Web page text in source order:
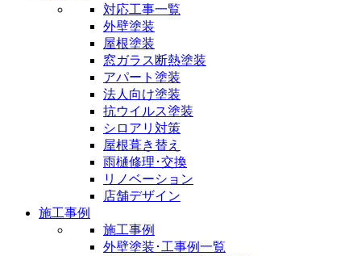
対応工事一覧
外壁塗装
屋根塗装
窓ガラス断熱塗装
アパート塗装
法人向け塗装
抗ウイルス塗装
シロアリ対策
屋根葺き替え
雨樋修理･交換
リノベーション
店舗デザイン
施工事例
施工事例
外壁塗装･工事例一覧